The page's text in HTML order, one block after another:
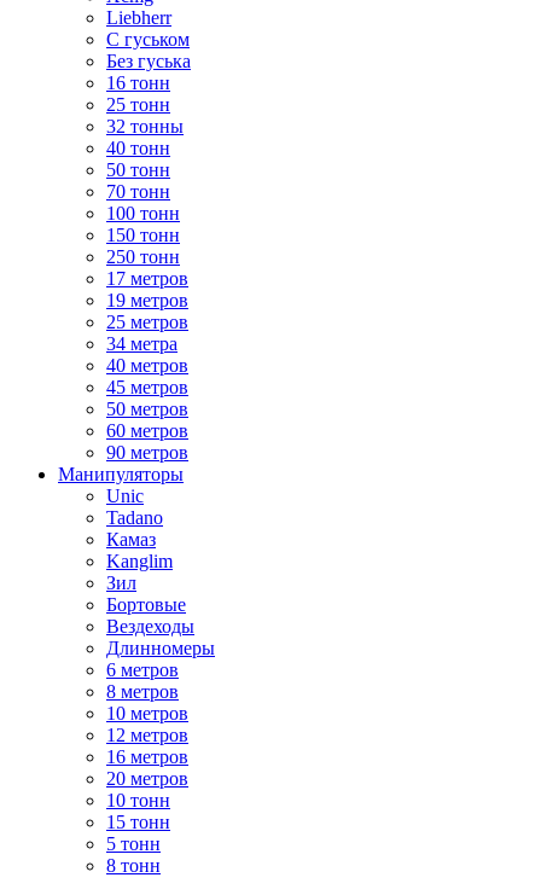
Liebherr
С гуськом
Без гуська
16 тонн
25 тонн
32 тонны
40 тонн
50 тонн
70 тонн
100 тонн
150 тонн
250 тонн
17 метров
19 метров
25 метров
34 метра
40 метров
45 метров
50 метров
60 метров
90 метров
Манипуляторы
Unic
Tadano
Камаз
Kanglim
Зил
Бортовые
Вездеходы
Длинномеры
6 метров
8 метров
10 метров
12 метров
16 метров
20 метров
10 тонн
15 тонн
5 тонн
8 тонн